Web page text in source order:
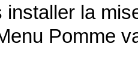
installer la
Pomme